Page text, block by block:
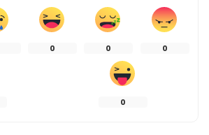
0 0 0
0